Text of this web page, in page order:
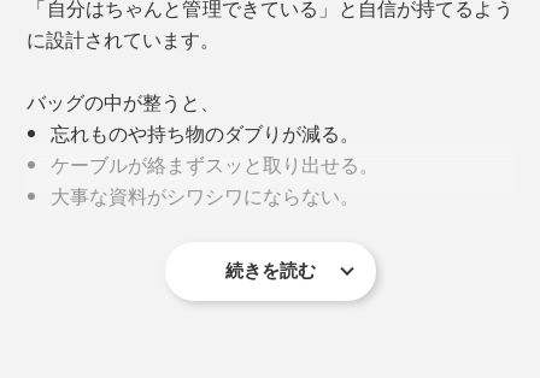
「自分はちゃんと管理できている」と自信が持てるよう
に設計されています。
バッグの中が整うと、
忘れものや持ち物のダブりが減る。
ケーブルが絡まずスッと取り出せる。
大事な資料がシワシワにならない。
小さなミスや時間のロスがなくなるというのは想像がつ
続きを読む